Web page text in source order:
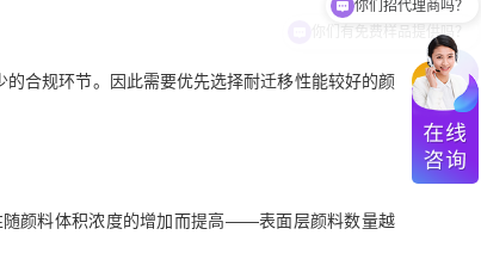
合规环节。因此需要优先选择耐迁移性能较好的颜
随颜料体积浓度的增加而提高——表面层颜料数量越
你们有免费样品提供吗？